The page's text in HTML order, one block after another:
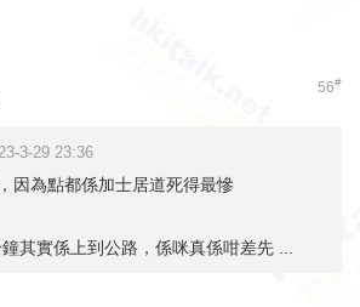
56#
3-29 23:36
因為點都係加士居道死得最慘
其實係上到公路，係咪真係咁差先 ...